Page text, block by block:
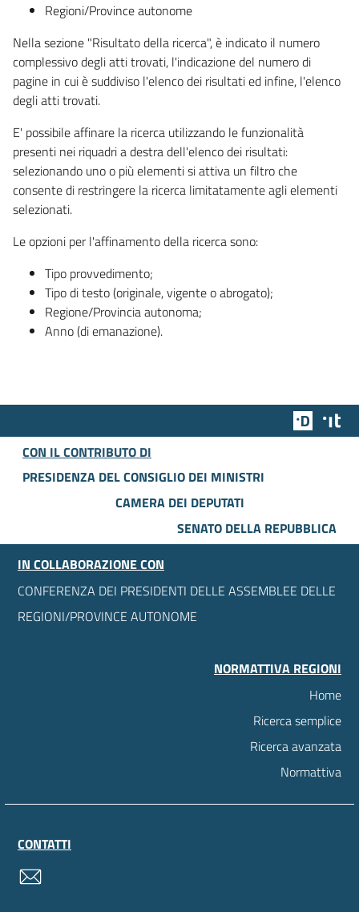
Regioni/Province autonome
Nella sezione "Risultato della ricerca", è indicato il numero
complessivo degli atti trovati, l'indicazione del numero di
pagine in cui è suddiviso l'elenco dei risultati ed infine, l'elenco
degli atti trovati.
E' possibile affinare la ricerca utilizzando le funzionalità
presenti nei riquadri a destra dell'elenco dei risultati:
selezionando uno o più elementi si attiva un filtro che
consente di restringere la ricerca limitatamente agli elementi
selezionati.
Le opzioni per l'affinamento della ricerca sono:
Tipo provvedimento;
Tipo di testo (originale, vigente o abrogato);
Regione/Provincia autonoma;
Anno (di emanazione).
Team
CON IL CONTRIBUTO DI
PRESIDENZA DEL CONSIGLIO DEI MINISTRI
CAMERA DEI DEPUTATI
SENATO DELLA REPUBBLICA
IN COLLABORAZIONE CON
CONFERENZA DEI PRESIDENTI DELLE ASSEMBLEE DELLE
REGIONI/PROVINCE AUTONOME
NORMATTIVA REGIONI
Home
Ricerca semplice
Ricerca avanzata
Normattiva
CONTATTI